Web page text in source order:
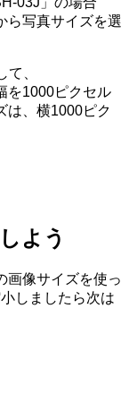
ら写真サイズを選
、
を1000ピクセル
は、横1000ピク
よう
画像サイズを使っ
しましたら次は